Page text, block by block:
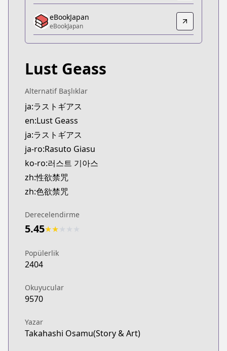
Anime-Planet
https://www.anime-planet.com/manga/lust-geass
eBookJapan
eBookJapan
Official Raw
https://comic-walker.com/contents/detail/
Kitsu
Kitsu
CDJapan
CDJapan
https://www.anime-planet.com/manga/https://
MangaUpdates
MangaUpdates
Book☆Walker
Book☆Walker
Official English
Official English
eBookJapan
eBookJapan
Lust Geass
Alternatif Başlıklar
ja:ラストギアス
en:Lust Geass
ja:ラストギアス
ja-ro:Rasuto Giasu
ko-ro:러스트 기아스
zh:性欲禁咒
zh:色欲禁咒
Derecelendirme
5.45★★
Popülerlik
2404
Okuyucular
9570
Yazar
Takahashi Osamu(Story & Art)